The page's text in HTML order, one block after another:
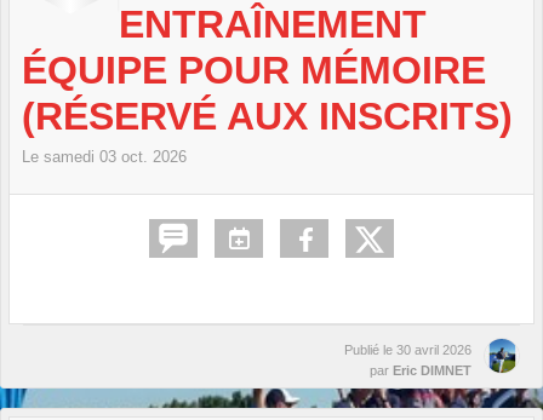
ENTRAÎNEMENT
ÉQUIPE POUR MÉMOIRE
(RÉSERVÉ AUX INSCRITS)
Le samedi 03 oct. 2026
Publié le 30 avril 2026
par Eric DIMNET